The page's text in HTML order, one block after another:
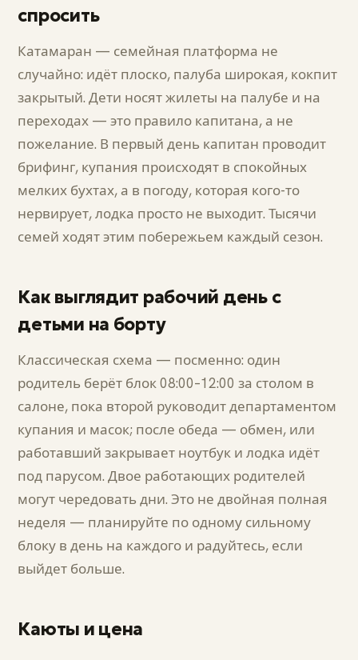
спросить
Катамаран — семейная платформа не
случайно: идёт плоско, палуба широкая, кокпит
закрытый. Дети носят жилеты на палубе и на
переходах — это правило капитана, а не
пожелание. В первый день капитан проводит
брифинг, купания происходят в спокойных
мелких бухтах, а в погоду, которая кого-то
нервирует, лодка просто не выходит. Тысячи
семей ходят этим побережьем каждый сезон.
Как выглядит рабочий день с
детьми на борту
Классическая схема — посменно: один
родитель берёт блок 08:00–12:00 за столом в
салоне, пока второй руководит департаментом
купания и масок; после обеда — обмен, или
работавший закрывает ноутбук и лодка идёт
под парусом. Двое работающих родителей
могут чередовать дни. Это не двойная полная
неделя — планируйте по одному сильному
блоку в день на каждого и радуйтесь, если
выйдет больше.
Каюты и цена